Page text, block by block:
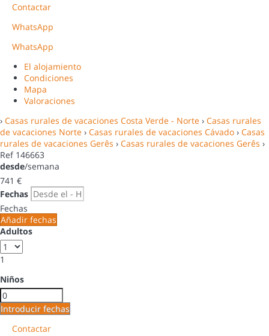
Contactar
WhatsApp
WhatsApp
El alojamiento
Condiciones
Mapa
Valoraciones
› Casas rurales de vacaciones Costa Verde - Norte › Casas rurales
de vacaciones Norte › Casas rurales de vacaciones Cávado › Casas
rurales de vacaciones Gerês › Casas rurales de vacaciones Gerês ›
Ref 146663
desde/semana
741 €
Fechas
Fechas
Añadir fechas
Adultos
1
Niños
Introducir fechas
Contactar